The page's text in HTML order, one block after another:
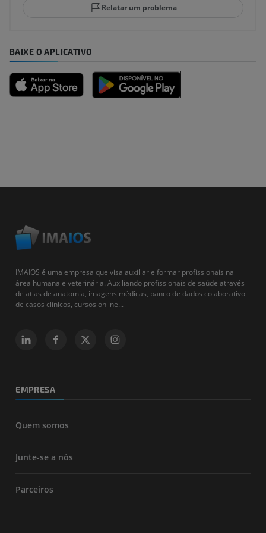
Relatar um problema
BAIXE O APLICATIVO
IMAIOS é uma empresa que visa auxiliar e formar profissionais na
área humana e veterinária. Auxiliando profissionais de saúde através
de atlas de anatomia, imagens médicas, banco de dados colaborativo
de casos clínicos, cursos online...
EMPRESA
Quem somos
Junte-se a nós
Parceiros